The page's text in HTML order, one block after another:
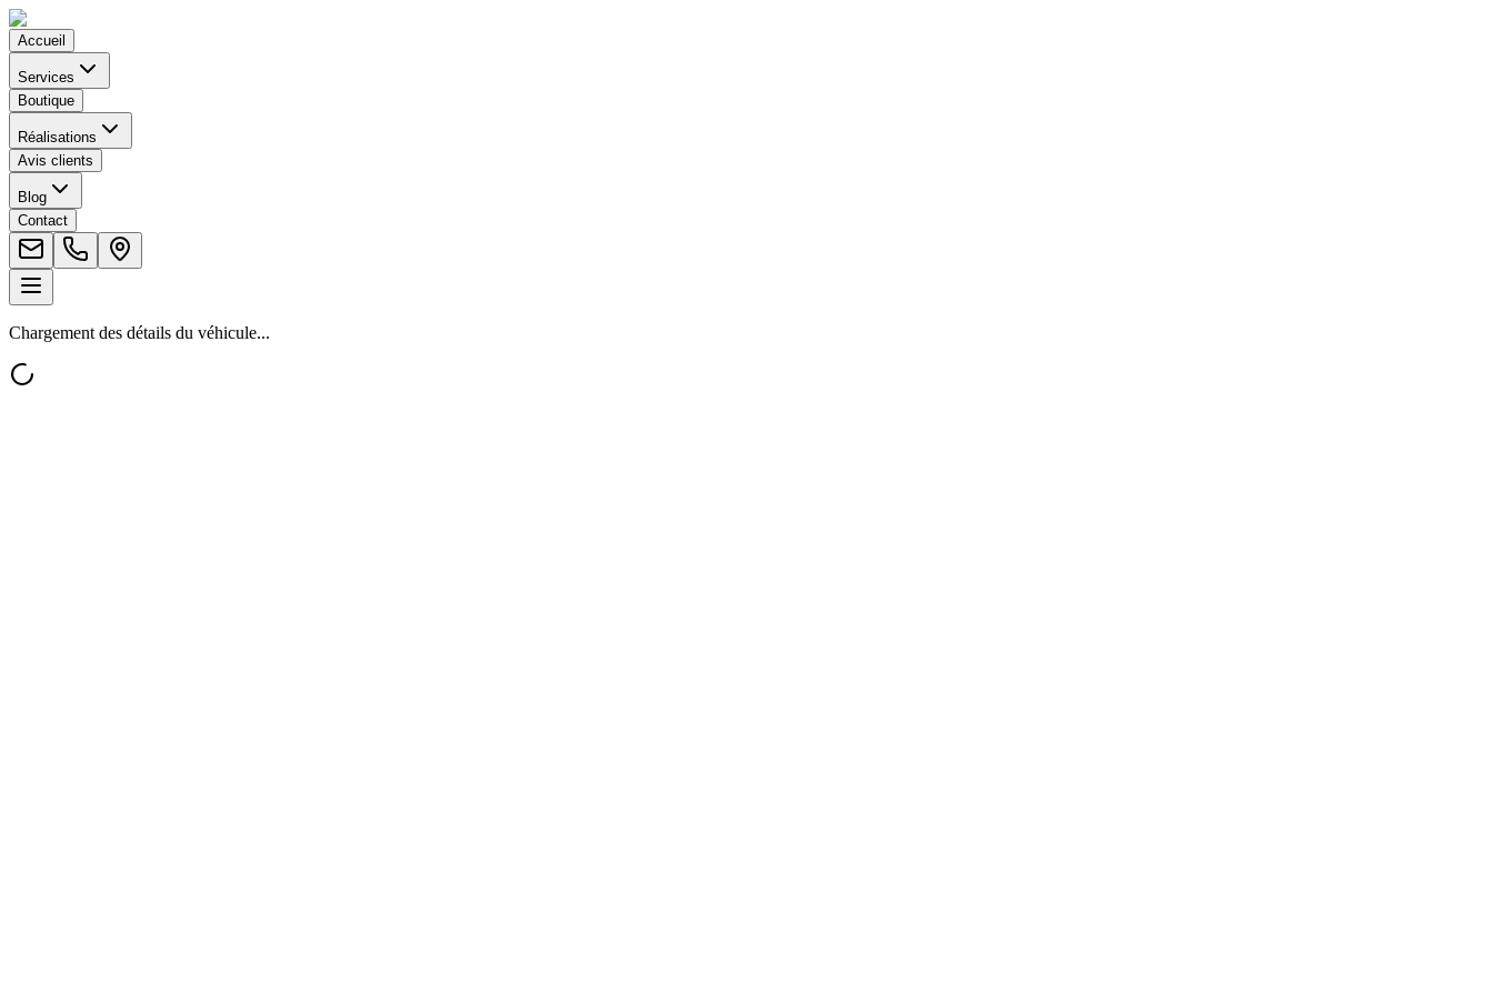
Accueil
Services
Boutique
Réalisations
Avis clients
Blog
Contact
Chargement des détails du véhicule...